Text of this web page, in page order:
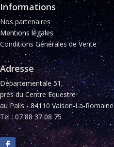
Informations
Nos partenaires
Mentions légales
Conditions Générales de Vente
Adresse
Départementale 51,
près du Centre Equestre
au Palis - 84110 Vaison-La-Romaine
Tel : 07 88 37 08 75